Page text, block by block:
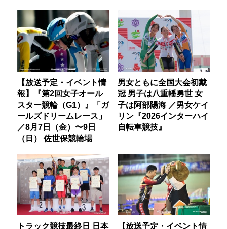
【放送予定・イベント情
報】『第2回女子オール
スター競輪（G1）』「ガ
ールズドリームレース」
／8月7日（金）〜9日
（日） 佐世保競輪場
男女ともに全国大会初戴
冠 男子は八重幡勇世 女
子は阿部陽海 ／男女ケイ
リン『2026インターハイ
自転車競技』
トラック競技最終日 日本
【放送予定・イベント情